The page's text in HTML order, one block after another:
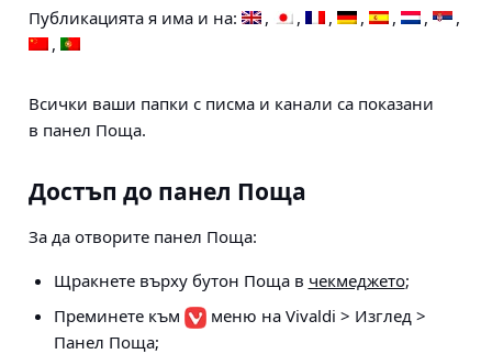
Публикацията я има и на:
Всички ваши папки с писма и канали са показани
в панел Поща.
Достъп до панел Поща
За да отворите панел Поща:
Щракнете върху бутон Поща в чекмеджето;
Преминете към
меню на Vivaldi > Изглед >
Панел Поща;